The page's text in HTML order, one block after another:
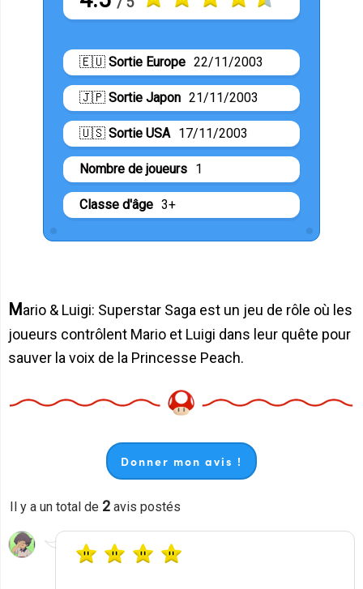
🇪🇺 Sortie Europe 22/11/2003
🇯🇵 Sortie Japon 21/11/2003
🇺🇸 Sortie USA 17/11/2003
Nombre de joueurs 1
Classe d'âge 3+
Mario & Luigi: Superstar Saga est un jeu de rôle où les
joueurs contrôlent Mario et Luigi dans leur quête pour
sauver la voix de la Princesse Peach.
Donner mon avis !
Il y a un total de 2 avis postés